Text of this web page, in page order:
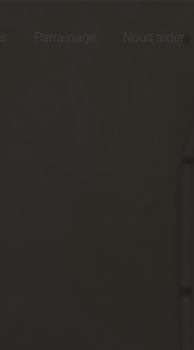
Parrainage Nous aider